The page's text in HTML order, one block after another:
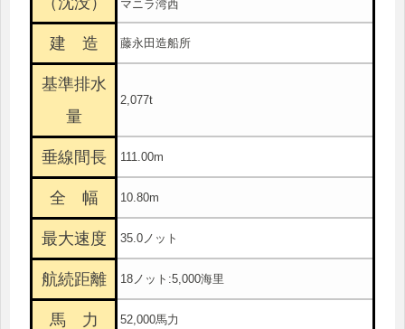
マニラ湾西
建 造 藤永田造船所
基準排水
量
2,077t
垂線間長 111.00m
全 幅 10.80m
最大速度 35.0ノット
航続距離 18ノット:5,000海里
馬 力 52,000馬力